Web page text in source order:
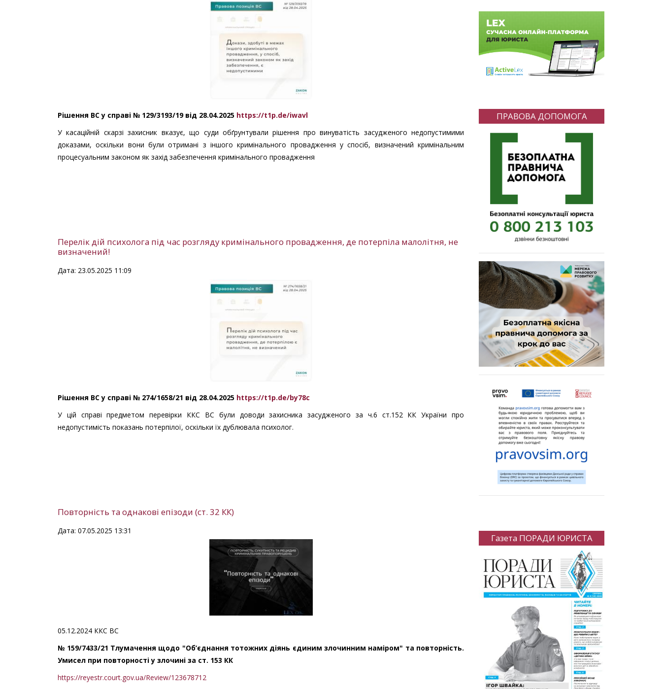
Рішення ВС у справі № 129/3193/19 від 28.04.2025 https://t1p.de/iwavl
У касаційній скарзі захисник вказує, що суди обґрунтували рішення про винуватість засудженого недопустимими
доказами, оскільки вони були отримані з іншого кримінального провадження у спосіб, визначений кримінальним
процесуальним законом як захід забезпечення кримінального провадження
Перелік дій психолога під час розгляду кримінального провадження, де потерпіла малолітня, не
визначений!
Дата: 23.05.2025 11:09
Рішення ВС у справі № 274/1658/21 від 28.04.2025 https://t1p.de/by78c
У цій справі предметом перевірки ККС ВС були доводи захисника засудженого за ч.6 ст.152 КК України про
недопустимість показань потерпілої, оскільки їх дублювала психолог.
Повторність та однакові епізоди (ст. 32 КК)
Дата: 07.05.2025 13:31
05.12.2024 ККС ВС
№ 159/7433/21 Тлумачення щодо "Об’єднання тотожних діянь єдиним злочинним наміром" та повторність.
Умисел при повторності у злочині за ст. 153 КК
https://reyestr.court.gov.ua/Review/123678712
ПРАВОВА ДОПОМОГА
Газета ПОРАДИ ЮРИСТА